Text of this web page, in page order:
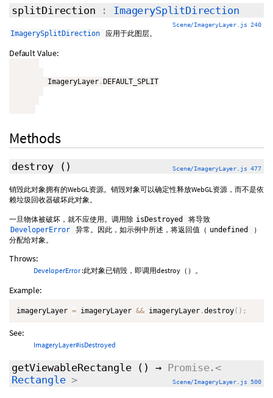
splitDirection : ImagerySplitDirection
Scene/ImageryLayer.js 240
ImagerySplitDirection 应用于此图层。
Default Value:
         ImageryLayer
. DEFAULT_SPLIT
Methods
destroy () Scene/ImageryLayer.js 477
销毁此对象拥有的WebGL资源。销毁对象可以确定性释放WebGL资源，而不是依
赖垃圾回收器破坏此对象。
一旦物体被破坏，就不应使用。调用除 isDestroyed 将导致
DeveloperError 异常。因此，如示例中所述，将返回值（ undefined
）
分配给对象。
Throws:
DeveloperError:此对象已销毁，即调用destroy（）。
Example:
imageryLayer = imageryLayer && imageryLayer .destroy( ) ;
See:
ImageryLayer#isDestroyed
getViewableRectangle () → Promise.<
Rectangle> Scene/ImageryLayer.js 500